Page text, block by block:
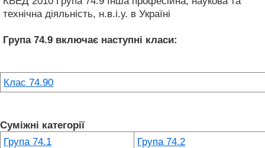
технічна діяльність, н.в.і.у. в Україні
Група 74.9 включає наступні класи:
Клас 74.90
Суміжні категорії
Група 74.1
Група 74.2